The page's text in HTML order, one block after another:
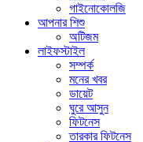
গাইনোকোলজি
আপনার শিশু
অটিজম
লাইফস্টাইল
সম্পর্ক
মনের খবর
ডায়েট
ঘুরে আসুন
ফিটনেস
তারকার ফিটনেস